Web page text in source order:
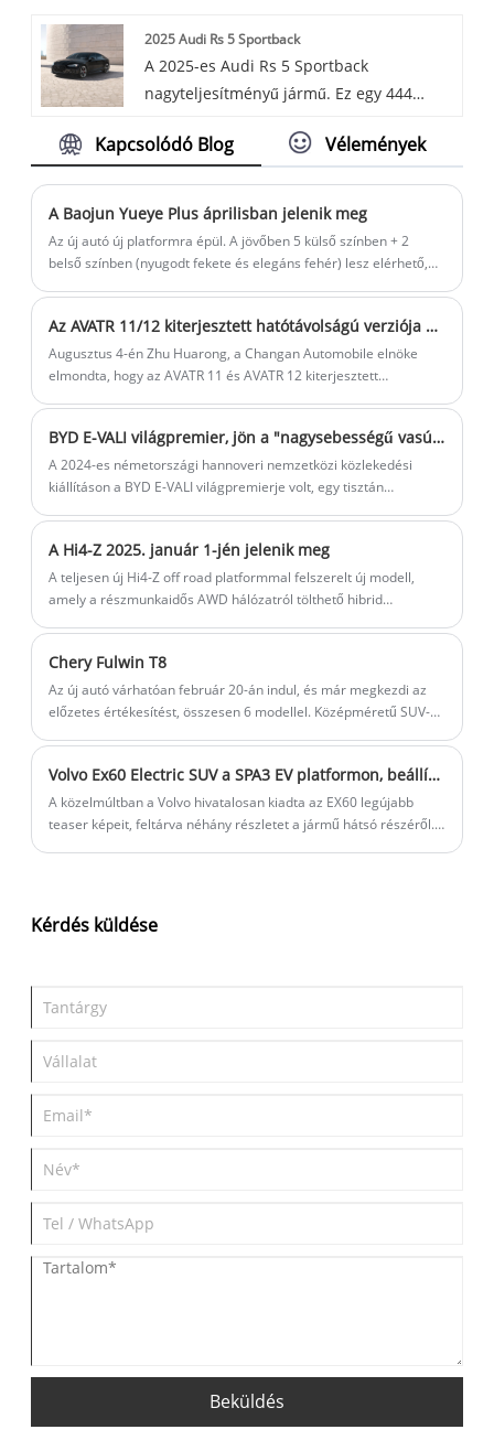
quick 10% to 80% charge time of just 31
minutes. Or, it combines Audi's signature
style and electric technology, featuring
features for a premium driving
2025 Audi Rs 5 Sportback
A 2025-es Audi Rs 5 Sportback
nagyteljesítményű jármű. Ez egy 444
sebességű automatikus sebességváltót és
tartalmazza, amely izgalmas vezetési
élményt kínál a karcsú kialakításával.
Vagy ötvözi az energiát és a stílust,
büszkélkedhet a sportos megjelenéssel
és az erős teljesítmény képességekkel, így
kiemelkedik a luxus sportkötésű
szegmensben.
Kapcsolódó Blog Vélemények
A Baojun Yueye Plus áprilisban jelenik meg
Az új autó új platformra épül. A jövőben 5 külső színben + 2
belső színben (nyugodt fekete és elegáns fehér) lesz elérhető,
Az AVATR 11/12 kiterjesztett hatótávolságú verziója hivatalosan szeptemberben jelenik meg
Augusztus 4-én Zhu Huarong, a Changan Automobile elnöke
elmondta, hogy az AVATR 11 és AVATR 12 kiterjesztett
hatótávolságú és tisztán elektromos változata is megjelenik
szeptemberben.
BYD E-VALI világpremier, jön a "nagysebességű vasút" BYD verziója! A belső tér hatalmas
A 2024-es németországi hannoveri nemzetközi közlekedési
kiállításon a BYD E-VALI világpremierje volt, egy tisztán
piacra terveztek az utolsó mérföldes szállítás igényeinek
kielégítésére.
A Hi4-Z 2025. január 1-jén jelenik meg
A teljesen új Hi4-Z off road platformmal felszerelt új modell,
amely a részmunkaidős AWD hálózatról tölthető hibrid
Chery Fulwin T8
Az új autó várhatóan február 20-án indul, és már megkezdi az
előzetes értékesítést, összesen 6 modellel. Középméretű SUV-
in hibrid.
Volvo Ex60 Electric SUV a SPA3 EV platformon, beállítva a 2026 -os kiadásra
A közelmúltban a Volvo hivatalosan kiadta az EX60 legújabb
teaser képeit, feltárva néhány részletet a jármű hátsó részéről.
az XC60 továbbra is eladható.
Kérdés küldése
Beküldés